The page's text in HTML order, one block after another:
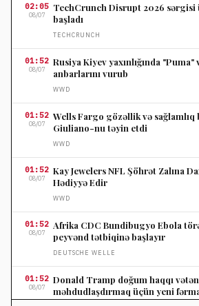
02:05
08/07
TechCrunch Disrupt 2026 sərgisi
başladı
TECHCRUNCH
01:52
08/07
Rusiya Kiyev yaxınlığında
anbarlarını vurub
WWD
01:52
08/07
Wells Fargo gözəllik və
Giuliano-nu təyin etdi
WWD
01:52
08/07
Kay Jewelers NFL Şöhrət Zalına
Hədiyyə Edir
WWD
01:52
08/07
Afrika CDC Bundibugyo Ebola
peyvənd tətbiqinə başlayır
DEUTSCHE WELLE
01:52
08/07
Donald Tramp doğum haqqı
məhdudlaşdırmaq üçün yeni